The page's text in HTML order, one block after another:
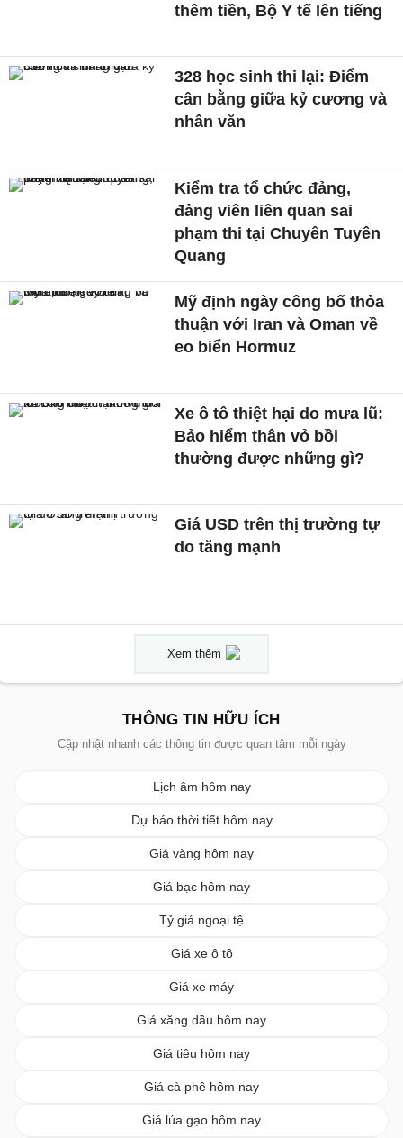
thêm tiền, Bộ Y tế lên tiếng
328 học sinh thi lại: Điểm
cân bằng giữa kỷ cương và
nhân văn
Kiểm tra tổ chức đảng,
đảng viên liên quan sai
phạm thi tại Chuyên Tuyên
Quang
Mỹ định ngày công bố thỏa
thuận với Iran và Oman về
eo biển Hormuz
Xe ô tô thiệt hại do mưa lũ:
Bảo hiểm thân vỏ bồi
thường được những gì?
Giá USD trên thị trường tự
do tăng mạnh
Xem thêm
THÔNG TIN HỮU ÍCH
Cập nhật nhanh các thông tin được quan tâm mỗi ngày
Lịch âm hôm nay
Dự báo thời tiết hôm nay
Giá vàng hôm nay
Giá bạc hôm nay
Tỷ giá ngoại tệ
Giá xe ô tô
Giá xe máy
Giá xăng dầu hôm nay
Giá tiêu hôm nay
Giá cà phê hôm nay
Giá lúa gạo hôm nay